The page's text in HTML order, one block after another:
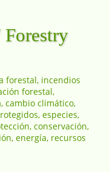
Forestry
forestal, incendios
forestal,
cambio climático,
especies,
conservación,
energía, recursos